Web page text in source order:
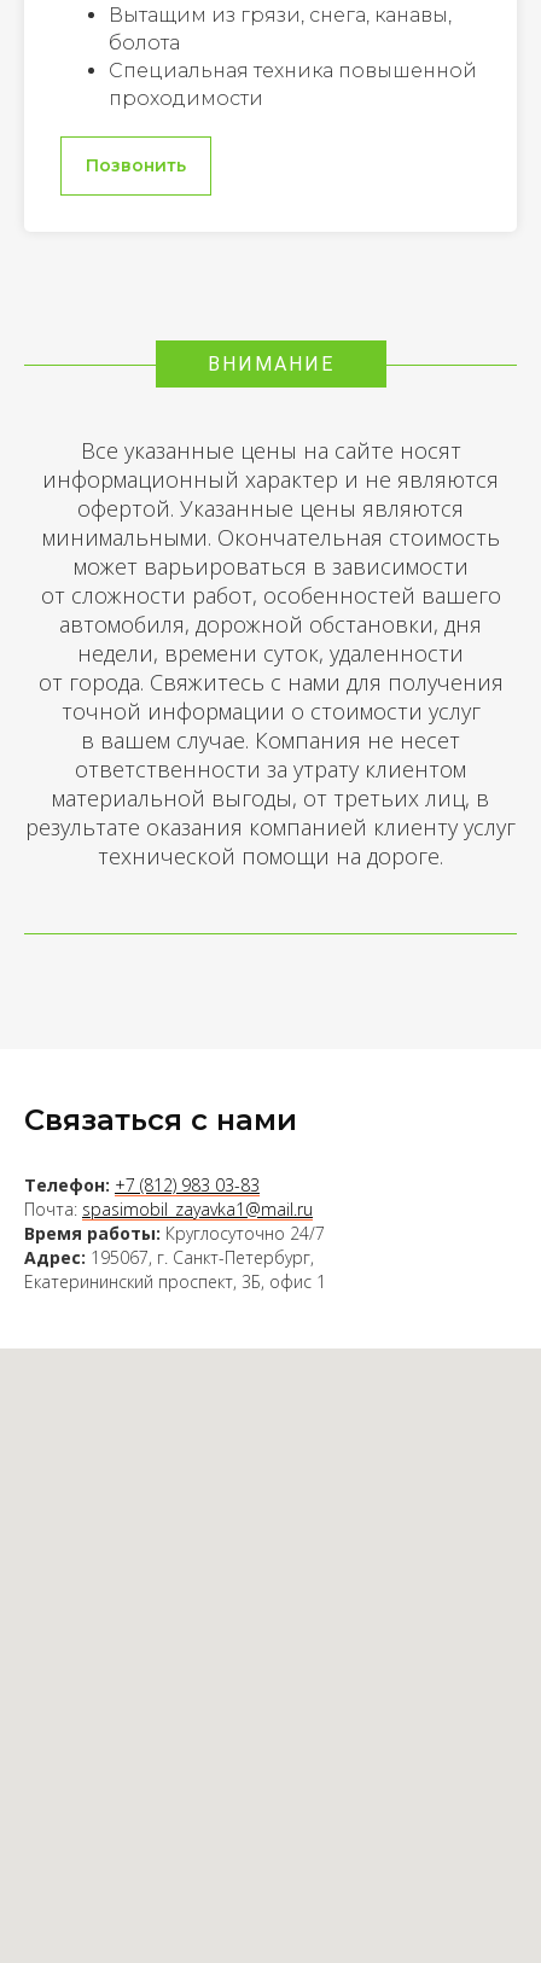
Вытащим из грязи, снега, канавы,
болота
Специальная техника повышенной
проходимости
Позвонить
ВНИМАНИЕ
Все указанные цены на сайте носят
информационный характер и не являются
офертой. Указанные цены являются
минимальными. Окончательная стоимость
может варьироваться в зависимости
от сложности работ, особенностей вашего
автомобиля, дорожной обстановки, дня
недели, времени суток, удаленности
от города. Свяжитесь с нами для получения
точной информации о стоимости услуг
в вашем случае. Компания не несет
ответственности за утрату клиентом
материальной выгоды, от третьих лиц, в
результате оказания компанией клиенту услуг
технической помощи на дороге.
Связаться с нами
Телефон: +7 (812) 983 03-83
Почта: spasimobil_zayavka1@mail.ru
Время работы: Круглосуточно 24/7
Адрес: 195067, г. Санкт-Петербург,
Екатерининский проспект, 3Б, офис 1